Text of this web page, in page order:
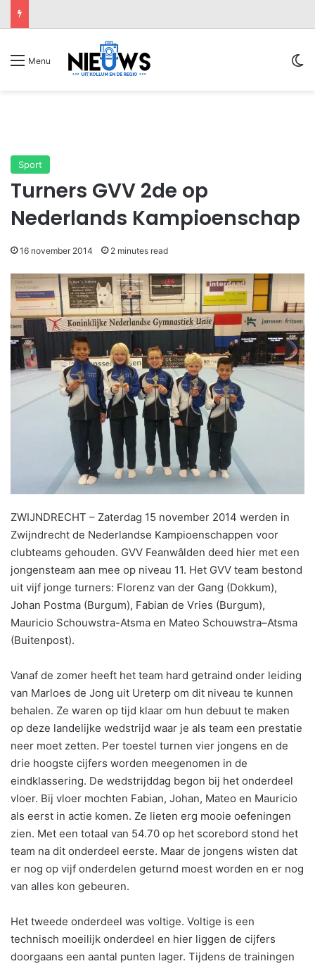
Menu
Sport
Turners GVV 2de op
Nederlands Kampioenschap
16 november 2014 2 minutes read
ZWIJNDRECHT – Zaterdag 15 november 2014 werden in
Zwijndrecht de Nederlandse Kampioenschappen voor
clubteams gehouden. GVV Feanwâlden deed hier met een
jongensteam aan mee op niveau 11. Het GVV team bestond
uit vijf jonge turners: Florenz van der Gang (Dokkum),
Johan Postma (Burgum), Fabian de Vries (Burgum),
Mauricio Schouwstra-Atsma en Mateo Schouwstra–Atsma
(Buitenpost).
Vanaf de zomer heeft het team hard getraind onder leiding
van Marloes de Jong uit Ureterp om dit niveau te kunnen
behalen. Ze waren op tijd klaar om hun debuut te maken
op deze landelijke wedstrijd waar je als team een prestatie
neer moet zetten. Per toestel turnen vier jongens en de
drie hoogste cijfers worden meegenomen in de
eindklassering. De wedstrijddag begon bij het onderdeel
vloer. Bij vloer mochten Fabian, Johan, Mateo en Mauricio
als eerst in actie komen. Ze lieten erg mooie oefeningen
zien. Met een totaal van 54.70 op het scorebord stond het
team na dit onderdeel eerste. Maar de jongens wisten dat
er nog op vijf onderdelen geturnd moest worden en er nog
van alles kon gebeuren.
Het tweede onderdeel was voltige. Voltige is een
technisch moeilijk onderdeel en hier liggen de cijfers
doorgaans een aantal punten lager. Tijdens de trainingen